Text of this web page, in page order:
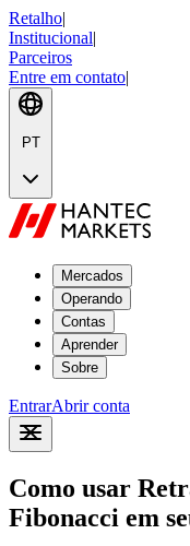
Retalho|
Institucional|
Parceiros
Entre em contato|
PT
Mercados
Operando
Contas
Aprender
Sobre
EntrarAbrir conta
Como usar
Fibonacci em